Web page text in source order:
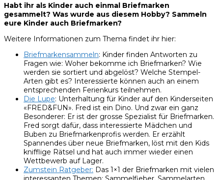
Habt ihr als Kinder auch einmal Briefmarken
gesammelt? Was wurde aus diesem Hobby? Sammeln
eure Kinder auch Briefmarken?
Weitere Informationen zum Thema findet ihr hier:
Briefmarkensammeln: Kinder finden Antworten zu
Fragen wie: Woher bekomme ich Briefmarken? Wie
werden sie sortiert und abgelöst? Welche Stempel-
Arten gibt es? Interessierte können auch an einem
entsprechenden Ferienkurs teilnehmen.
Die Lupe: Unterhaltung für Kinder auf den Kinderseiten
«FRED&FUN». Fred ist ein Dino. Und zwar ein ganz
Besonderer: Er ist der grosse Spezialist für Briefmarken.
Fred sorgt dafür, dass interessierte Mädchen und
Buben zu Briefmarkenprofis werden. Er erzählt
Spannendes über neue Briefmarken, löst mit den Kids
knifflige Rätsel und hat auch immer wieder einen
Wettbewerb auf Lager.
Zumstein Ratgeber: Das 1×1 der Briefmarken mit vielen